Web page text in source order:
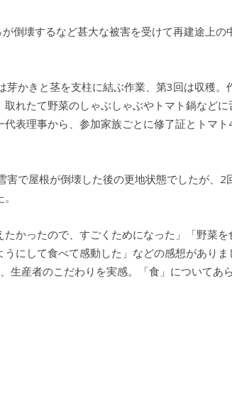
倒壊するなど甚大な被害を受けて再建途上の
かきと茎を支柱に結ぶ作業、第3回は収穫。
れたて野菜のしゃぶしゃぶやトマト鍋などに
表理事から、参加家族ごとに修了証とトマト
で屋根が倒壊した後の更地状態でしたが、2
かったので、すごくためになった」「野菜を
にして食べて感動した」などの感想がありま
生産者のこだわりを実感。「食」についてあ